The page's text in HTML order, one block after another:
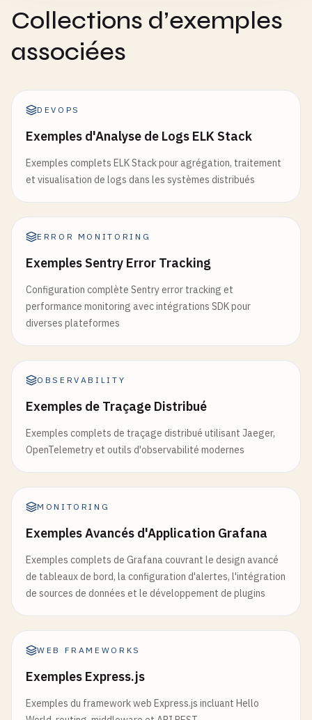
Collections d’exemples
associées
DEVOPS
Exemples d'Analyse de Logs ELK Stack
Exemples complets ELK Stack pour agrégation, traitement
et visualisation de logs dans les systèmes distribués
ERROR MONITORING
Exemples Sentry Error Tracking
Configuration complète Sentry error tracking et
performance monitoring avec intégrations SDK pour
diverses plateformes
OBSERVABILITY
Exemples de Traçage Distribué
Exemples complets de traçage distribué utilisant Jaeger,
OpenTelemetry et outils d'observabilité modernes
MONITORING
Exemples Avancés d'Application Grafana
Exemples complets de Grafana couvrant le design avancé
de tableaux de bord, la configuration d'alertes, l'intégration
de sources de données et le développement de plugins
WEB FRAMEWORKS
Exemples Express.js
Exemples du framework web Express.js incluant Hello